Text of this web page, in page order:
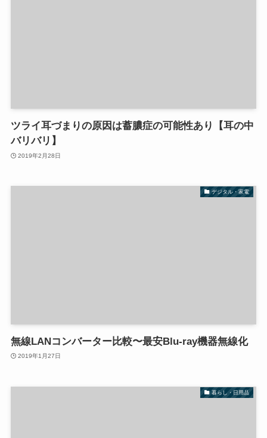
ツライ耳づまりの原因は蓄膿症の可能性あり【耳の中
バリバリ】
2019年2月28日
デジタル・家電
無線LANコンバーター比較〜最安Blu-ray機器無線化
2019年1月27日
暮らし・日用品